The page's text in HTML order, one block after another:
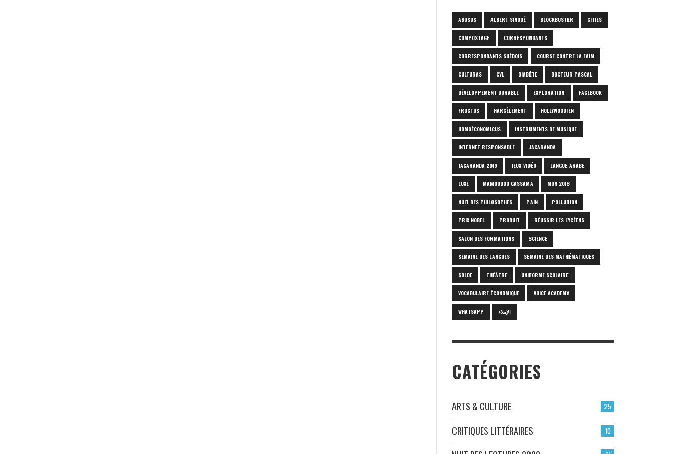
ABUSUS ALBERT SINOUÉ BLOCKBUSTER CITIES
COMPOSTAGE CORRESPONDANTS
CORRESPONDANTS SUÉDOIS COURSE CONTRE LA FAIM
CULTURAS CVL DIABÈTE DOCTEUR PASCAL
DÉVELOPPEMENT DURABLE EXPLORATION FACEBOOK
FRUCTUS HARCÈLEMENT HOLLYWOODIEN
HOMOÉCONOMICUS INSTRUMENTS DE MUSIQUE
INTERNET RESPONSABLE JACARANDA
JACARANDA 2019 JEUX-VIDÉO LANGUE ARABE
LUXE MAMOUDOU GASSAMA MUN 2018
NUIT DES PHILOSOPHES PAIN POLLUTION
PRIX NOBEL PRODUIT RÉUSSIR LES LYCÉENS
SALON DES FORMATIONS SCIENCE
SEMAINE DES LANGUES SEMAINE DES MATHÉMATIQUES
SOLDE THÉÂTRE UNIFORME SCOLAIRE
VOCABULAIRE ÉCONOMIQUE VOICE ACADEMY
WHATSAPP الإملاء
CATÉGORIES
25
ARTS & CULTURE
10
CRITIQUES LITTÉRAIRES